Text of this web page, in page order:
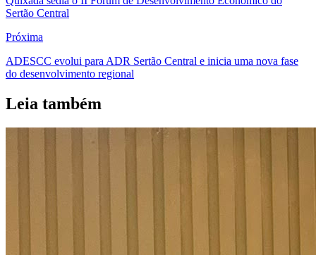
Sertão Central
Próxima
ADESCC evolui para ADR Sertão Central e inicia uma nova fase
do desenvolvimento regional
Leia também